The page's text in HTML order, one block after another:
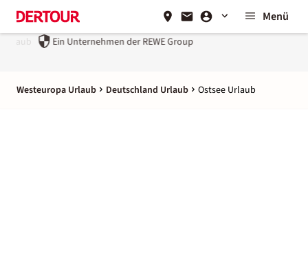
Menü
Ein Unternehmen derREWE Group
Westeuropa Urlaub Deutschland Urlaub Ostsee Urlaub